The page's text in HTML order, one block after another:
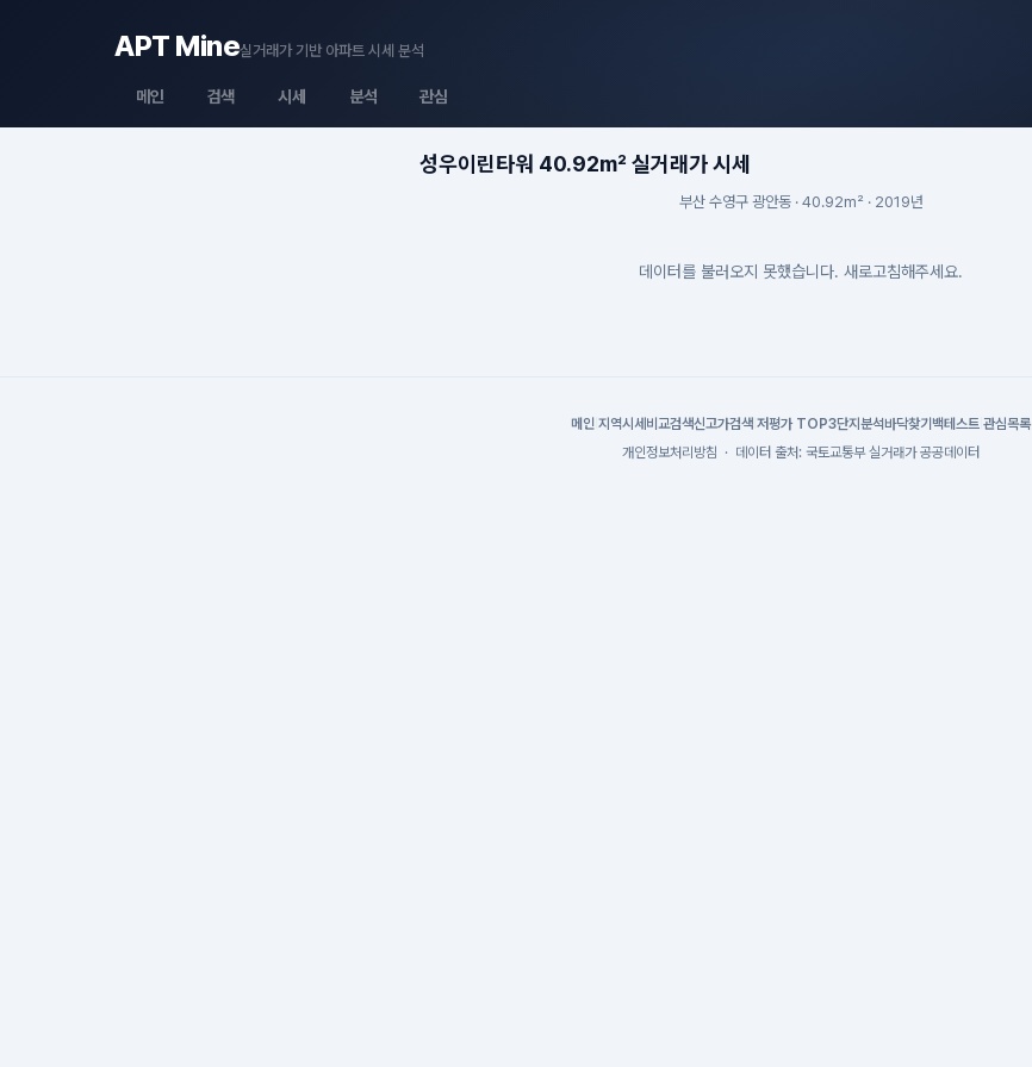
APT Mine실거래가 기반 아파트 시세 분석
메인 검색 시세 분석 관심
성우이린타워 40.92m² 실거래가 시세
부산 수영구 광안동 · 40.92m² · 2019년
데이터를 불러오지 못했습니다. 새로고침해주세요.
메인 지역시세 비교검색신고가검색 저평가 TOP3단지분석 바닥찾기 백테스트 관심목록
개인정보처리방침 · 데이터 출처: 국토교통부 실거래가 공공데이터